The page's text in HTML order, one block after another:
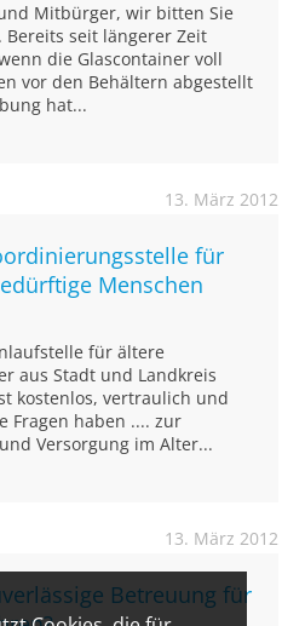
Mitbürger, wir bitten Sie
seit längerer Zeit
die Glascontainer voll
vor den Behältern abgestellt
hat...
13. März 2012
für
Menschen
für ältere
aus Stadt und Landkreis
kostenlos, vertraulich und
Fragen haben .... zur
Versorgung im Alter...
13. März 2012
Betreuung für